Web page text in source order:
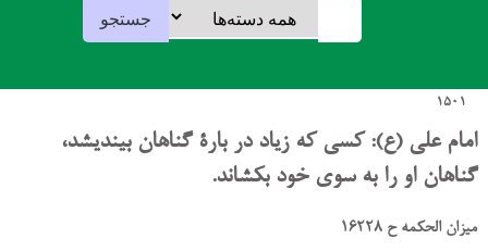
1501
امام علی (ع): کسی که زیاد در بارۀ گناهان بیندیشد،
گناهان او را به سوی خود بکشاند.
میزان الحکمه ح 16228